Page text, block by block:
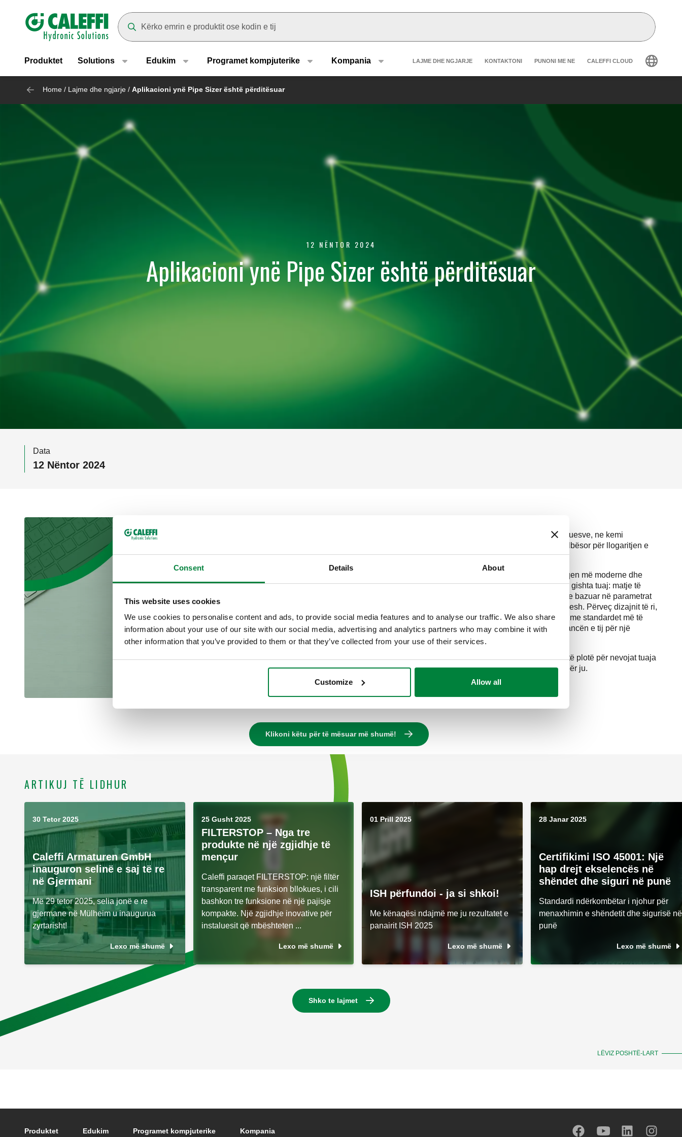
Consent Details About
This website uses cookies
We use cookies to personalise content and ads, to provide social media features and to analyse our traffic. We also share
information about your use of our site with our social media, advertising and analytics partners who may combine it with
other information that you’ve provided to them or that they’ve collected from your use of their services.
Customize Allow all
Header main navigation
Produktet Solutions Edukim Programet kompjuterike Kompania Header secondary navigation
LAJME DHE NGJARJE KONTAKTONI PUNONI ME NE CALEFFI CLOUD
Home / Lajme dhe ngjarje / Aplikacioni ynë Pipe Sizer është përditësuar
12 NËNTOR 2024
Aplikacioni ynë Pipe Sizer është përditësuar
Data
12 Nëntor 2024
Për të thjeshtuar punën e dizajnerëve, inxhinierëve dhe instaluesve, ne kemi
, një mjet thelbësor për llogaritjen e
humbjeve të presionit dhe matjen e tubave për ujë ose ajër.
, kemi bërë ndërfaqen më moderne dhe
intuitiv, duke vendosur të gjitha funksionet më të dobishme në gishta tuaj: matje të
sakta të tubave për ujë ose ajër, llogaritje të personalizueshme bazuar në parametrat
teknikë dhe një bibliotekë të gjerë materialesh dhe konfigurimesh. Përveç dizajnit të ri,
përditësimi ka bërë qëCaleffi Pipe Sizertë jetë i pajtueshëm me standardet më të
fundit të aplikacioneve për telefon, duke përmirësuar performancën e tij për një
përvojë përdoruesi të lëmuar dhe të ndjeshme.
Nëse jeni në kërkim të saktësisë, inovacionit dhe mbështetje të plotë për nevojat tuaja
profesionale,Caleffi Pipe Sizerështë aplikacioni i përsosur për ju.
Klikoni këtu për të mësuar më shumë!
ARTIKUJ TË LIDHUR
30 Tetor 2025
Caleffi Armaturen GmbH
inauguron selinë e saj të re
në Gjermani
Më 29 tetor 2025, selia jonë e re
gjermane në Mülheim u inaugurua
zyrtarisht!
Lexo më shumë
25 Gusht 2025
FILTERSTOP – Nga tre
produkte në një zgjidhje të
mençur
Caleffi paraqet FILTERSTOP: një filtër
transparent me funksion bllokues, i cili
bashkon tre funksione në një pajisje
kompakte. Një zgjidhje inovative për
instaluesit që mbështeten ...
Lexo më shumë
01 Prill 2025
ISH përfundoi - ja si shkoi!
Me kënaqësi ndajmë me ju rezultatet e
panairit ISH 2025
Lexo më shumë
28 Janar 2025
Certifikimi ISO 45001: Një
hap drejt ekselencës në
shëndet dhe siguri në punë
Standardi ndërkombëtar i njohur për
menaxhimin e shëndetit dhe sigurisë në
punë
Lexo më shumë
LËVIZ POSHTË-LART
Shko te lajmet
Produktet Edukim Programet kompjuterike Kompania